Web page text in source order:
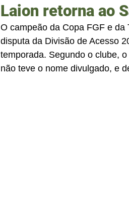
Laion retorna ao
O campeão da Copa FGF e
disputa da Divisão de Acesso
temporada. Segundo o clube,
não teve o nome divulgado, e